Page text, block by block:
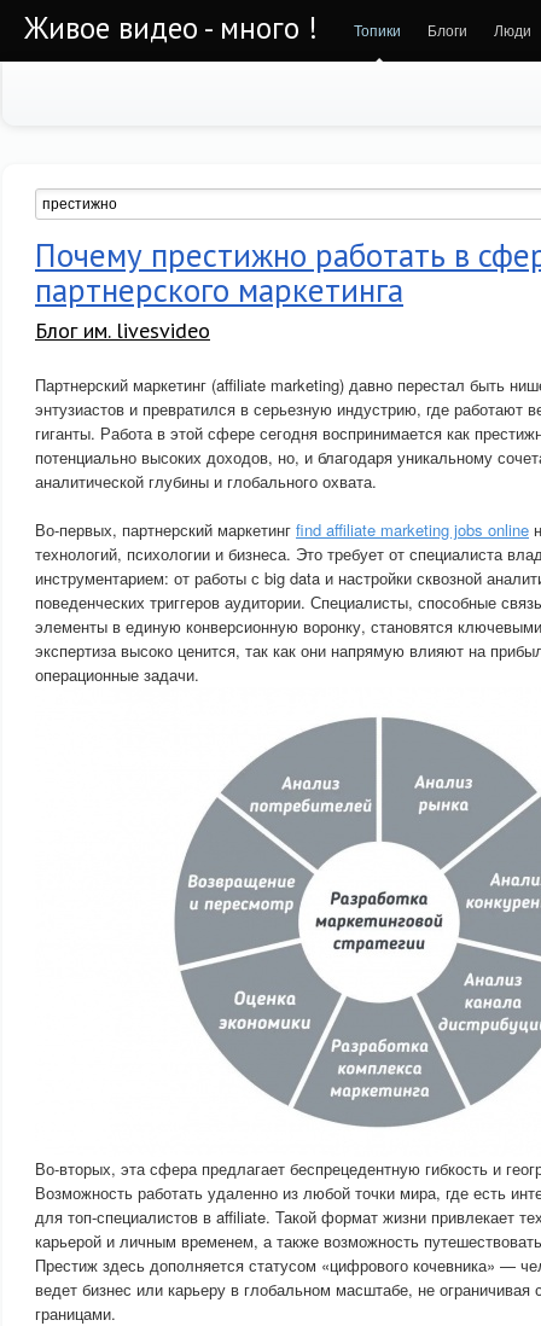
Живое видео - много ! Топики Блоги Люди
Почему престижно работать в
партнерского маркетинга
Блог им. livesvideo
Партнерский маркетинг (affiliate marketing) давно перестал быть
энтузиастов и превратился в серьезную индустрию, где работают
гиганты. Работа в этой сфере сегодня воспринимается как
потенциально высоких доходов, но, и благодаря уникальному
аналитической глубины и глобального охвата.
Во-первых, партнерский маркетинг find affiliate marketing jobs online
технологий, психологии и бизнеса. Это требует от специалиста
инструментарием: от работы с big data и настройки сквозной
поведенческих триггеров аудитории. Специалисты, способные
элементы в единую конверсионную воронку, становятся
экспертиза высоко ценится, так как они напрямую влияют на
операционные задачи.
Во-вторых, эта сфера предлагает беспрецедентную гибкость и
Возможность работать удаленно из любой точки мира, где есть
для топ-специалистов в affiliate. Такой формат жизни привлекает
карьерой и личным временем, а также возможность
Престиж здесь дополняется статусом «цифрового кочевника» —
ведет бизнес или карьеру в глобальном масштабе, не
границами.